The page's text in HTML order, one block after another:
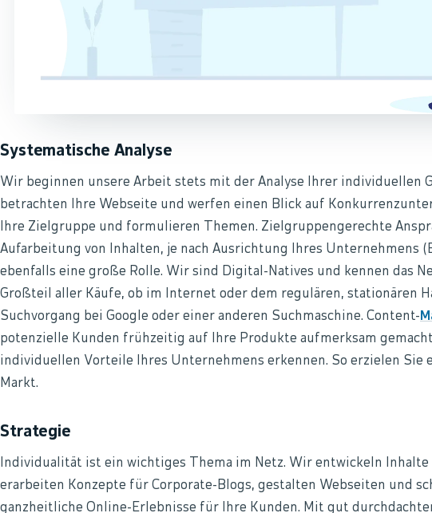
Systematische Analyse
Wir beginnen unsere Arbeit stets mit der Analyse Ihrer individuellen
betrachten Ihre Webseite und werfen einen Blick auf
Ihre Zielgruppe und formulieren Themen. Zielgruppengerechte
Aufarbeitung von Inhalten, je nach Ausrichtung Ihres Unternehmens
ebenfalls eine große Rolle. Wir sind Digital-Natives und kennen das
Großteil aller Käufe, ob im Internet oder dem regulären, stationären
Suchvorgang bei Google oder einer anderen Suchmaschine. Content-
potenzielle Kunden frühzeitig auf Ihre Produkte aufmerksam
individuellen Vorteile Ihres Unternehmens erkennen. So erzielen Sie
Markt.
Strategie
Individualität ist ein wichtiges Thema im Netz. Wir entwickeln
erarbeiten Konzepte für Corporate-Blogs, gestalten Webseiten und
ganzheitliche Online-Erlebnisse für Ihre Kunden. Mit gut